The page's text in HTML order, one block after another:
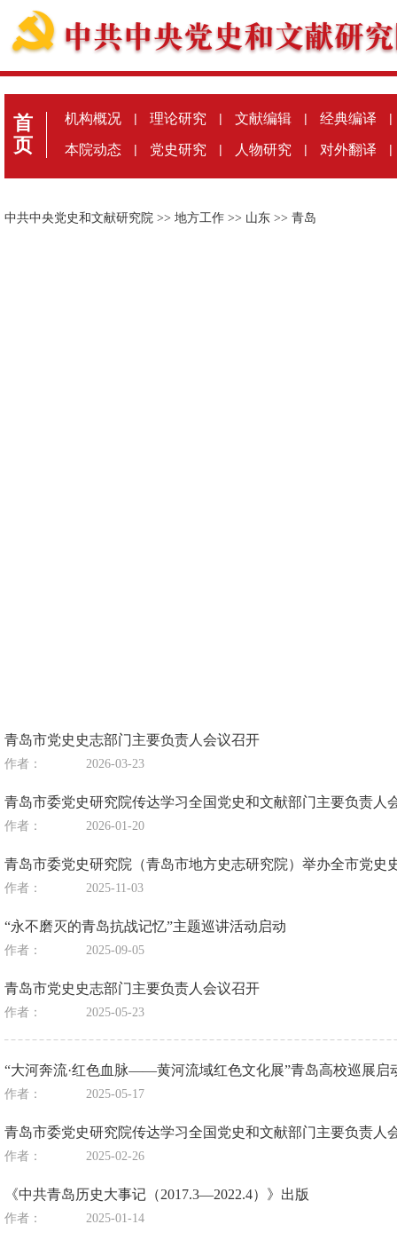
首
页
机构概况 | 理论研究 | 文献编辑 | 经典编译 |
本院动态 | 党史研究 | 人物研究 | 对外翻译 |
中共中央党史和文献研究院 >> 地方工作 >> 山东 >> 青岛
青岛市党史史志部门主要负责人会议召开
作者： 2026-03-23
青岛市委党史研究院传达学习全国党史和文献部门主要负责人
作者： 2026-01-20
青岛市委党史研究院（青岛市地方史志研究院）举办全市党史
作者： 2025-11-03
“永不磨灭的青岛抗战记忆”主题巡讲活动启动
作者： 2025-09-05
青岛市党史史志部门主要负责人会议召开
作者： 2025-05-23
“大河奔流·红色血脉——黄河流域红色文化展”青岛高校巡展启
作者： 2025-05-17
青岛市委党史研究院传达学习全国党史和文献部门主要负责人
作者： 2025-02-26
《中共青岛历史大事记（2017.3—2022.4）》出版
作者： 2025-01-14